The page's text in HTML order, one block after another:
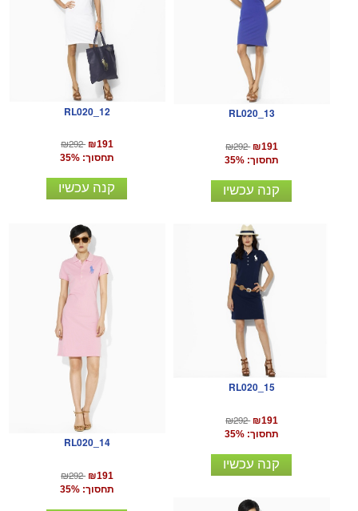
RL020_12
₪292 ₪191
תחסוך: 35%
קנה עכשיו
RL020_13
₪292 ₪191
תחסוך: 35%
קנה עכשיו
RL020_14
₪292 ₪191
תחסוך: 35%
RL020_15
₪292 ₪191
תחסוך: 35%
קנה עכשיו